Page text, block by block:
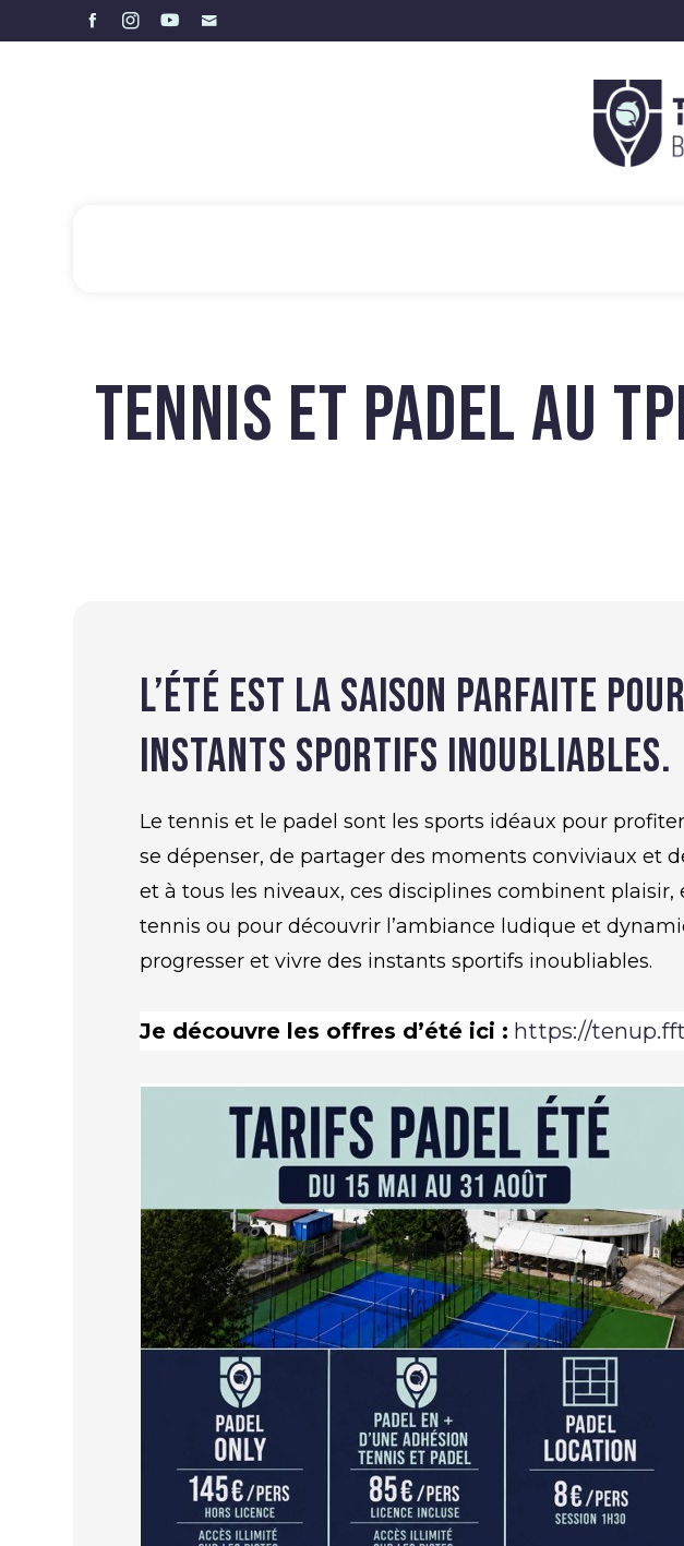
TENNIS ET PADEL AU
l’été est la saison parfaite
instants sportifs inoubliables.
Le tennis et le padel sont les sports idéaux pour
se dépenser, de partager des moments conviviaux et
et à tous les niveaux, ces disciplines combinent
tennis ou pour découvrir l’ambiance ludique et
progresser et vivre des instants sportifs inoubliables.
Je découvre les offres d’été ici : https://